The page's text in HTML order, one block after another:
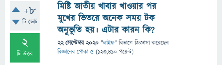
+8
টি ভোট
2
টি উত্তর
মিষ্টি জাতীয় খাবার খাওয়ার পর
মুখের ভিতরে অনেক সময় টক
অনুভূতি হয়। এটার কারন কি?
22 সেপ্টেম্বর 2020 "লাইফ" বিভাগে জিজ্ঞাসাকরেছেন
বিজ্ঞানের পোকা ৫ (123,410 পয়েন্ট)